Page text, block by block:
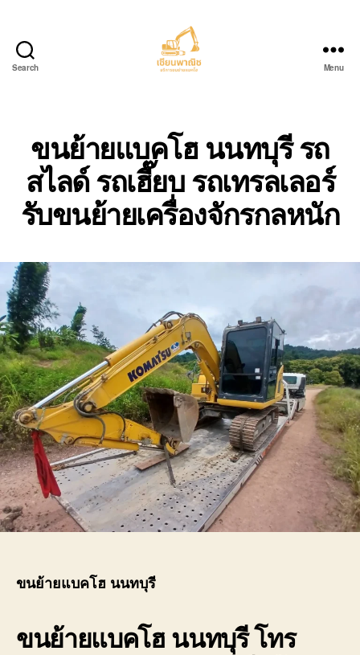
Search
รถ
แบค
โฮ.com
Menu
ขนย้ายแบคโฮ นนทบุรี รถ
สไลด์ รถเฮี๊ยบ รถเทรลเลอร์
รับขนย้ายเครื่องจักรกลหนัก
ขนย้ายแบคโฮ นนทบุรี
ขนย้ายแบคโฮ นนทบุรีโทร